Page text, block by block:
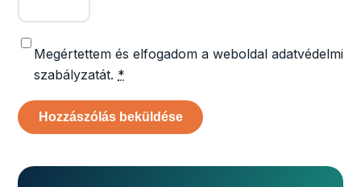
Megértettem és elfogadom a weboldal adatvédelmi
szabályzatát. *